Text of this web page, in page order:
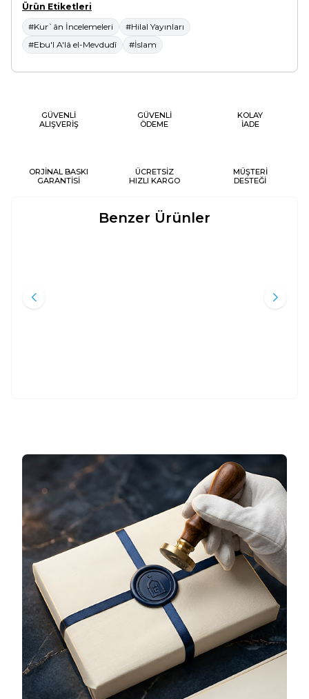
Ürün Etiketleri
#Kur`ân İncelemeleri
#Hilal Yayınları
#Ebu'l A'lâ el-Mevdudî
#İslam
GÜVENLİ
ALIŞVERİŞ
GÜVENLİ
ÖDEME
KOLAY
İADE
ORJİNAL BASKI
GARANTİSİ
ÜCRETSİZ
HIZLI KARGO
MÜŞTERİ
DESTEĞİ
Benzer Ürünler